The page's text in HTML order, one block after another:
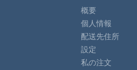
概要
個人情報
配送先住所
設定
私の注文